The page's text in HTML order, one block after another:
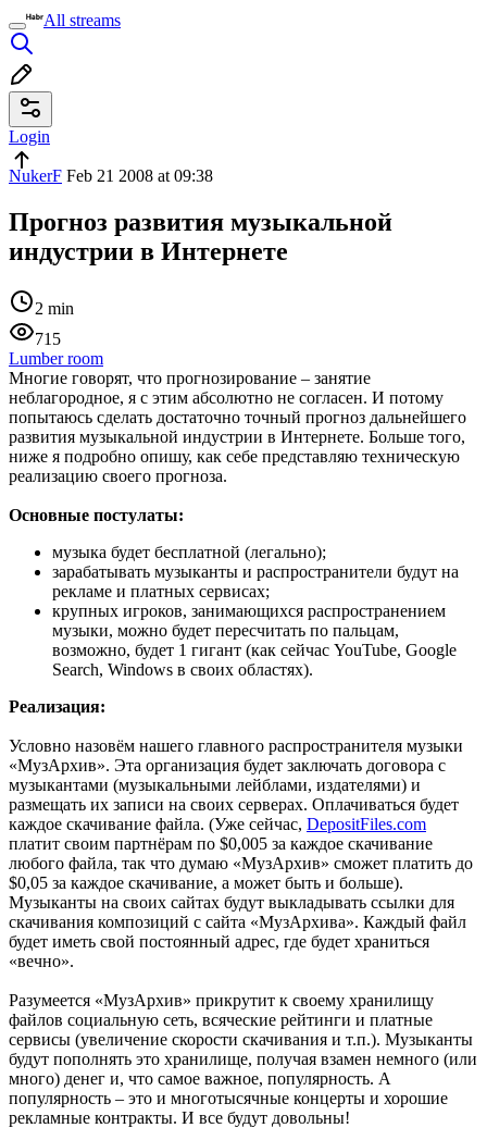
All streams
Login
NukerF Feb 21 2008 at 09:38
Прогноз развития музыкальной
индустрии в Интернете
2 min
715
Lumber room
Многие говорят, что прогнозирование – занятие
неблагородное, я с этим абсолютно не согласен. И потому
попытаюсь сделать достаточно точный прогноз дальнейшего
развития музыкальной индустрии в Интернете. Больше того,
ниже я подробно опишу, как себе представляю техническую
реализацию своего прогноза.
Основные постулаты:
музыка будет бесплатной (легально);
зарабатывать музыканты и распространители будут на
рекламе и платных сервисах;
крупных игроков, занимающихся распространением
музыки, можно будет пересчитать по пальцам,
возможно, будет 1 гигант (как сейчас YouTube, Google
Search, Windows в своих областях).
Реализация:
Условно назовём нашего главного распространителя музыки
«МузАрхив». Эта организация будет заключать договора с
музыкантами (музыкальными лейблами, издателями) и
размещать их записи на своих серверах. Оплачиваться будет
каждое скачивание файла. (Уже сейчас, DepositFiles.com
платит своим партнёрам по $0,005 за каждое скачивание
любого файла, так что думаю «МузАрхив» сможет платить до
$0,05 за каждое скачивание, а может быть и больше).
Музыканты на своих сайтах будут выкладывать ссылки для
скачивания композиций с сайта «МузАрхива». Каждый файл
будет иметь свой постоянный адрес, где будет храниться
«вечно».
Разумеется «МузАрхив» прикрутит к своему хранилищу
файлов социальную сеть, всяческие рейтинги и платные
сервисы (увеличение скорости скачивания и т.п.). Музыканты
будут пополнять это хранилище, получая взамен немного (или
много) денег и, что самое важное, популярность. А
популярность – это и многотысячные концерты и хорошие
рекламные контракты. И все будут довольны!